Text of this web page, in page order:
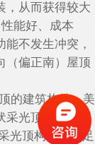
，从而获得较大
能好、成本
不发生冲突，
（偏正南）屋顶
的建筑构件，美
采光顶需要透明
光顶构件要满足